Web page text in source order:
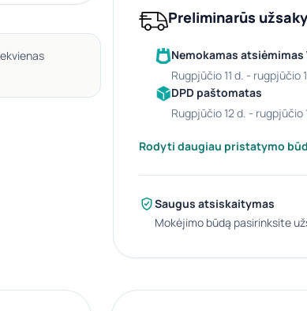
Preliminarūs
Nemokamas atsiėmimas
rugpjūčio 11 d. - rugpjūčio
DPD paštomatas
rugpjūčio 12 d. - rugpjūčio
Rodyti daugiau pristatymo
Saugus atsiskaitymas
Mokėjimo būdą pasirinksite